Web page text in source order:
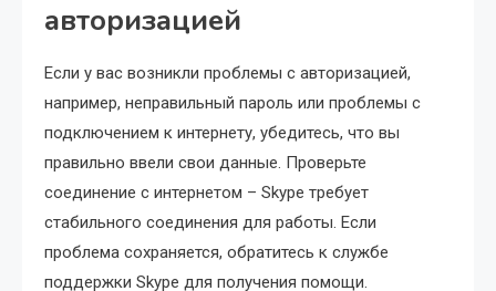
авторизацией
Если у вас возникли проблемы с авторизацией,
например, неправильный пароль или проблемы с
подключением к интернету, убедитесь, что вы
правильно ввели свои данные. Проверьте
соединение с интернетом – Skype требует
стабильного соединения для работы. Если
проблема сохраняется, обратитесь к службе
поддержки Skype для получения помощи.